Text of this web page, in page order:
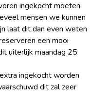
ingekocht moeten
mensen we kunnen
laat dit dan even weten
een mooi
uiterlijk maandag 25
ingekocht worden
dit zal zeer